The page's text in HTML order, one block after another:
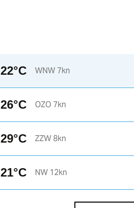
20°C
22°C WNW 7kn
26°C OZO 7kn
29°C ZZW 8kn
21°C NW 12kn